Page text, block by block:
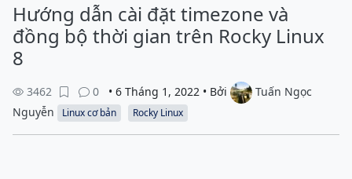
Hướng dẫn cài đặt timezone và
đồng bộ thời gian trên Rocky Linux
8
3462 0 • 6 Tháng 1, 2022 • Bởi
Tuấn Ngọc
Nguyễn
Linux cơ bản Rocky Linux